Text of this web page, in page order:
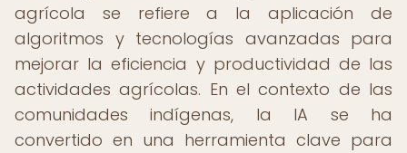
agrícola se refiere a la aplicación de
algoritmos y tecnologías avanzadas para
mejorar la eficiencia y productividad de las
actividades agrícolas. En el contexto de las
comunidades indígenas, la IA se ha
convertido en una herramienta clave para